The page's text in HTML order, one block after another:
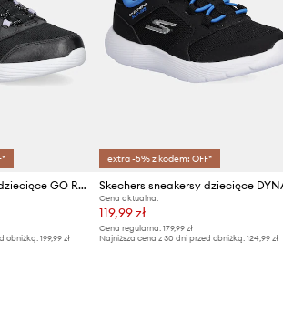
Skechers sneakersy dziecięce GO RUN 400 V2 - TETRA SPEED
obniżką:199,99 zł
extra -5% z kodem: OFF*
Cena aktualna:
119,99 zł
Cena regularna: 179,99 zł
Najniższa cena z 30 dni przed obniżką: 124,99 zł